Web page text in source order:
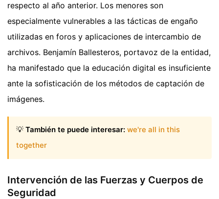
respecto al año anterior. Los menores son
especialmente vulnerables a las tácticas de engaño
utilizadas en foros y aplicaciones de intercambio de
archivos. Benjamín Ballesteros, portavoz de la entidad,
ha manifestado que la educación digital es insuficiente
ante la sofisticación de los métodos de captación de
imágenes.
💡 También te puede interesar: we're all in this
together
Intervención de las Fuerzas y Cuerpos de
Seguridad